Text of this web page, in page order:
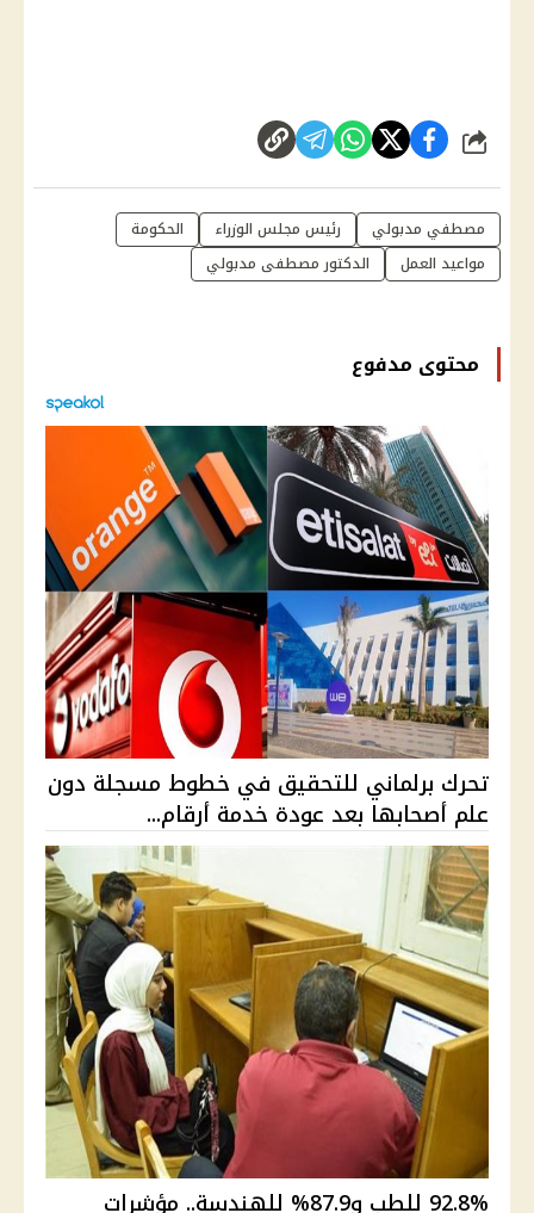
شارك
مصطفي مدبولي رئيس مجلس الوزراء
الحكومة
مواعيد العمل
الدكتور مصطفى مدبولي
محتوى مدفوع
تحرك برلماني للتحقيق في خطوط مسجلة دون
علم أصحابها بعد عودة خدمة أرقام...
92.8% للطب و87.9% للهندسة.. مؤشرات